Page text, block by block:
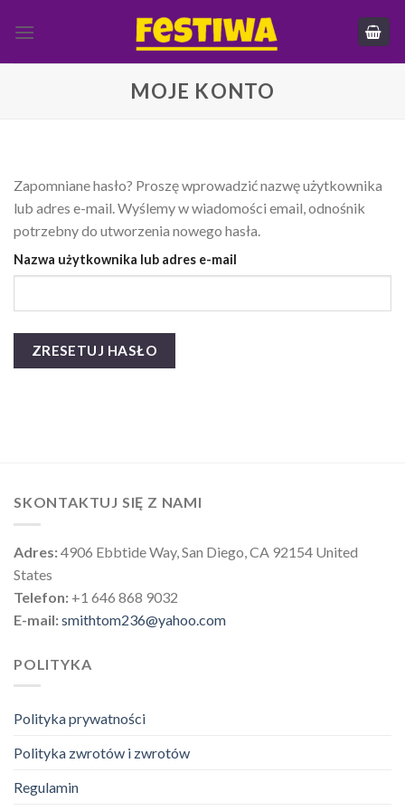
MOJE KONTO
Zapomniane hasło? Proszę wprowadzić nazwę użytkownika
lub adres e-mail. Wyślemy w wiadomości email, odnośnik
potrzebny do utworzenia nowego hasła.
Nazwa użytkownika lub adres e-mail
ZRESETUJ HASŁO
SKONTAKTUJ SIĘ Z NAMI
Adres:4906 Ebbtide Way, San Diego, CA 92154 United
States
Telefon: +1 646 868 9032
E-mail:smithtom236@yahoo.com
POLITYKA
Polityka prywatności
Polityka zwrotów i zwrotów
Regulamin